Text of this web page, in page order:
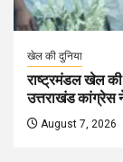
खेल की दुनिया
राष्ट्रमंडल खेल की
उत्तराखंड कांग्रेस
August 7, 2026